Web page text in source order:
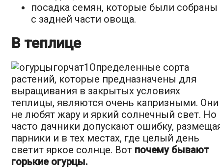
посадка семян, которые были собраны
с задней части овоща.
В теплице
Определенные сорта
растений, которые предназначены для
выращивания в закрытых условиях
теплицы, являются очень капризными. Они
не любят жару и яркий солнечный свет. Но
часто дачники допускают ошибку,
парники и в тех местах, где целый день
светит яркое солнце. Вот почему бывают
горькие огурцы.